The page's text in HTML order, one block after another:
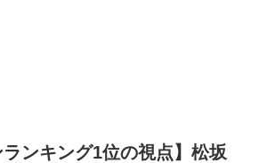
ランキング1位の視点】松坂